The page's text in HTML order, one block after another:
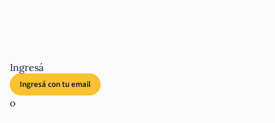
Ingresá
o